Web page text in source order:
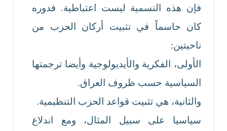
فإن هذه التسمية ليست اعتباطية. فدوره
كان حاسماً في تثبيت أركان الحزب من
ناحيتين:
الأولى، الفكرية والأيديولوجية وأيضا ترجمتها
السياسية حسب ظروف العراق.
والثانية، هي تثبيت قواعد الحزب التنظيمية.
سياسيا على سبيل المثال، ومع اندلاع